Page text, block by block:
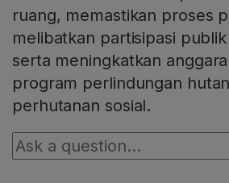
ruang, memastikan proses
melibatkan partisipasi
serta meningkatkan
program perlindungan
perhutanan sosial.